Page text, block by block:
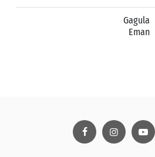
Gagula
Eman